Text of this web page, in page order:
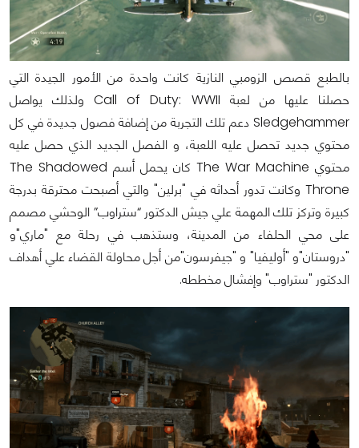
بالطبع قصص الزومبي النازية كانت واحدة من الأمور الجيدة التي
حصلنا عليها من لعبة Call of Duty: WWII ولذلك يواصل
Sledgehammer دعم تلك التجربة من إضافة فصول جديدة في كل
محتوي جديد تحصل عليه اللعبة، و الفصل الجديد الذي حصل عليه
محتوي The War Machine كان يحمل أسم The Shadowed
Throne وكانت تدور أحداثه في "برلين" والتي أصبحت محترقة بدرجة
كبيرة وتركز تلك المهمة علي جيش الدكتور “ستراوب” الوحشي مصمم
على محي الحلفاء من المدينة، وستذهب في رحلة مع "ماري"و
"دروستان"و "أوليفيا" و "جيفرسون"من أجل محاولة القضاء علي أهداف
الدكتور "ستراوب" وإفشال مخططه.